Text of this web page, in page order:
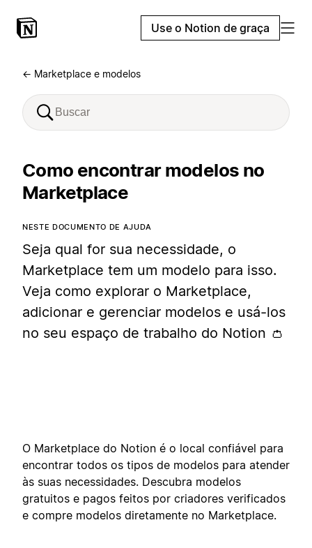
Use o Notion de graça
← Marketplace e modelos
Como encontrar modelos no
Marketplace
NESTE DOCUMENTO DE AJUDA
Seja qual for sua necessidade, o
Marketplace tem um modelo para isso.
Veja como explorar o Marketplace,
adicionar e gerenciar modelos e usá-los
no seu espaço de trabalho do Notion 👛
O Marketplace do Notion é o local confiável para
encontrar todos os tipos de modelos para atender
às suas necessidades. Descubra modelos
gratuitos e pagos feitos por criadores verificados
e compre modelos diretamente no Marketplace.